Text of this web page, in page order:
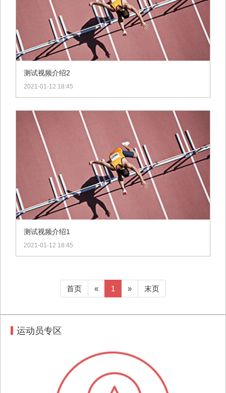
测试视频介绍2
2021-01-12 18:45
测试视频介绍1
2021-01-12 18:45
首页 « 1 » 末页
运动员专区